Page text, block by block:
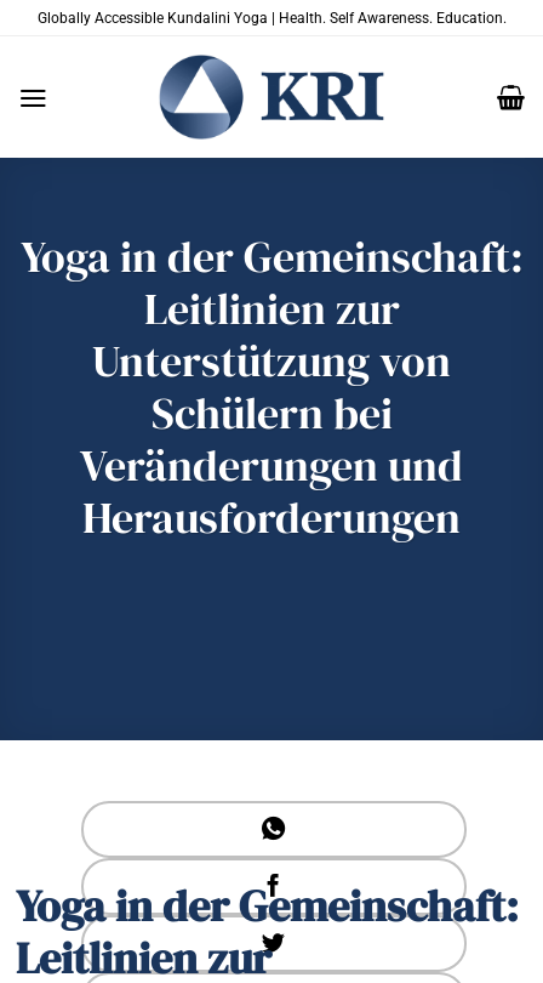
ZumGlobally Accessible Kundalini Yoga | Health. Self Awareness. Education.
Yoga in der Gemeinschaft:
Leitlinien zur
Unterstützung von
Schülern bei
Veränderungen und
Herausforderungen
Yoga in der Gemeinschaft:
Leitlinien zur